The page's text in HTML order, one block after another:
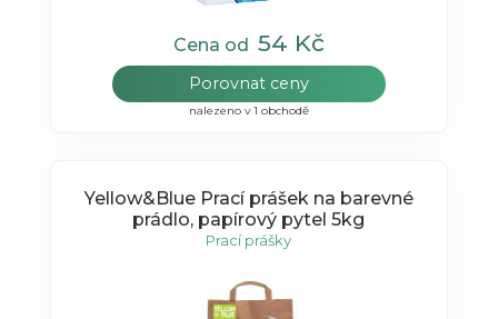
Cena od 54 Kč
Porovnat ceny
nalezeno v 1 obchodě
Yellow&Blue Prací prášek na barevné
prádlo, papírový pytel 5kg
Prací prášky